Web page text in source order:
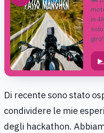
in
giro!
▶
Di recente sono stato
condividere le mie
degli hackathon.